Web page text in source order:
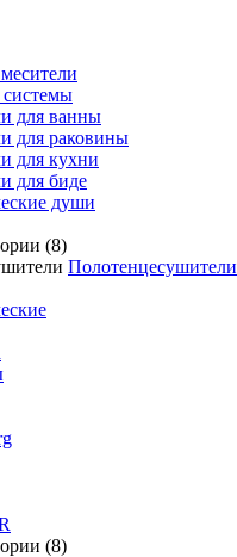
для ванны
для раковины
для кухни
для биде
души
(8)
Полотенцесушители
(8)